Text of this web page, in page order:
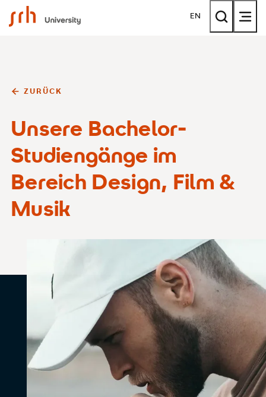
SRH University EN
ZURÜCK
Unsere Bachelor-
Studiengänge im
Bereich Design, Film &
Musik